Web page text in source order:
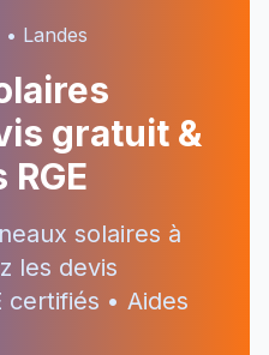
• Landes
gratuit &
solaires à
les devis
certifiés • Aides